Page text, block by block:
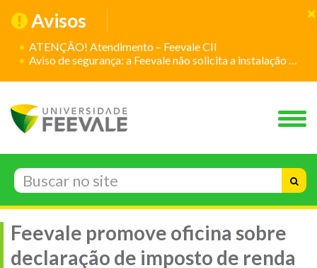
Avisos
ATENÇÃO! Atendimento – Feevale CII
Aviso de segurança: a Feevale não solicita a instalação de aplicativos
Feevale promove oficina sobre
declaração de imposto de renda